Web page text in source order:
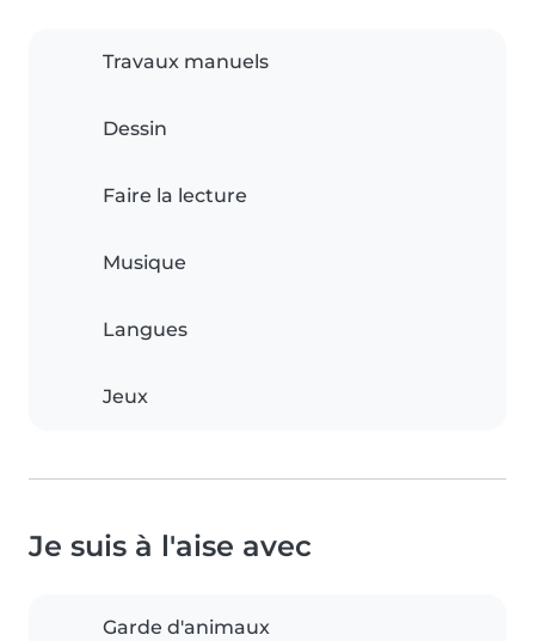
Travaux manuels
Dessin
Faire la lecture
Musique
Langues
Jeux
Je suis à l'aise avec
Garde d'animaux